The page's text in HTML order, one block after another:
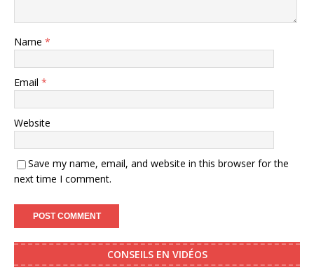
Name *
Email *
Website
Save my name, email, and website in this browser for the
next time I comment.
CONSEILS EN VIDÉOS